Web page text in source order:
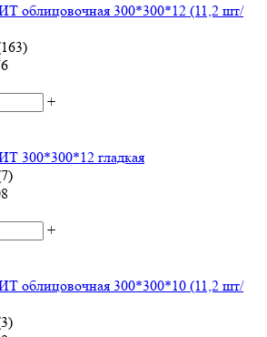
300*300*12 (11,2 шт/
+
300*300*12 гладкая
+
300*300*10 (11,2 шт/